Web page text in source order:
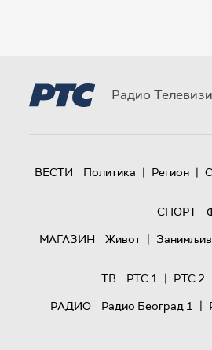
Радио
ВЕСТИ Политика | Регион |
СПОРТ
МАГАЗИН
Живот |
ТВ
РТС 1 | РТС 2
РАДИО
Радио Београд 1 |